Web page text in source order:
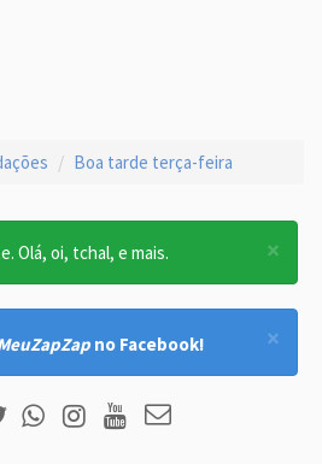
Boa tarde terça-feira
×
Olá, oi, tchal, e mais.
×
no Facebook!